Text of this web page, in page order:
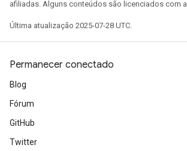
afiliadas. Alguns conteúdos são licenciados com a
Última atualização 2025-07-28 UTC.
Permanecer conectado
Blog
Fórum
GitHub
Twitter